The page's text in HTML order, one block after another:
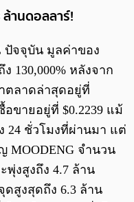
านดอลลาร์!
ปัจจุบัน มูลค่าของ
130,000% หลังจาก
ตลาดล่าสุดอยู่ที่
อขายอยู่ที่ $0.2239 แม้
24 ชั่วโมงที่ผ่านมา แต่
MOODENG จำนวน
พุ่งสูงถึง 4.7 ล้าน
สูงสุดถึง 6.3 ล้าน